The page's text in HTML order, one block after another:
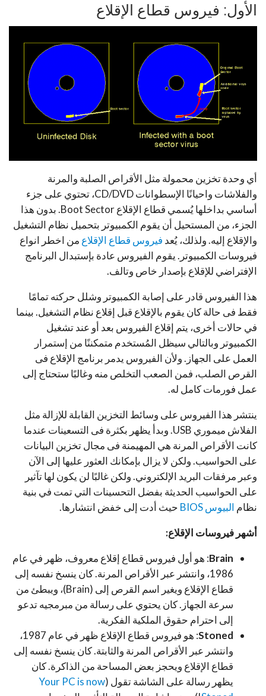
الأول: فيروس قطاع الإقلاع
أي وحدة تخزين محمولة مثل الأقراص الصلبة والمرنة
والفلاشات واحيانًا الإسطوانات CD/DVD، تحتوي على جزء
أساسي بداخلها يُسمي قطاع الإقلاع Boot Sector. بدون هذا
الجزء، من المستحيل أن يقوم الكمبيوتر بتحميل نظام التشغيل
والإقلاع إليه. ولذلك، يُعد فيروس قطاع الإقلاع من اخطر انواع
فيروسات الكمبيوتر. يقوم الفيروس عادة بإستبدال البرنامج
الإفتراضي للإقلاع بإصدار خاص وتالف.
هذا الفيروس قادر على إصابة الكمبيوتر وشلل حركته تمامًا
فقط فى حالة كان يقوم بالإقلاع قبل إقلاع نظام التشغيل. بينما
في حالات أخرى، يتم إقلاع الفيروس بعد أو عند تشغيل
الكمبيوتر وبالتالي سيظل المُستخدم متمكننًا من إستمرار
العمل على الجهاز. ولأن الفيروس يدمر برنامج الإقلاع فى
القرص الصلب، فمن الصعب التخلص منه وغالبًا ستحتاج إلى
عمل فورمات كامل له.
ينتشر هذا الفيروس على وسائط التخزين القابلة للإزالة مثل
الفلاش ميموري USB. وبدأ يظهر بكثرة فى التسعينات عندما
كانت الأقراص المرنة هي المهيمنة فى مجال تخزين البيانات
على الحواسيب. ولكن لا يزال بإمكانك العثور عليها إلى الآن
وعبر مرفقات البريد الإلكتروني. ولكن غالبًا لن يكون لها تآثير
على الحواسيب الحديثة بفضل التحسينات التي تمت في بنية
نظام البيوس BIOS حيث أدت إلى خفض انتشارها.
أشهر فيروسات الإقلاع:
Brain: هو أول فيروس قطاع إقلاع معروف، ظهر في عام
1986، وانتشر عبر الأقراص المرنة. كان ينسخ نفسه إلى
قطاع الإقلاع ويغير اسم القرص إلى (Brain)، ويبطئ من
سرعة الجهاز. كان يحتوي على رسالة من مبرمجيه تدعو
إلى احترام حقوق الملكية الفكرية.
Stoned
: هو فيروس قطاع الإقلاع ظهر في عام 1987،
وانتشر عبر الأقراص المرنة والثابتة. كان ينسخ نفسه إلى
قطاع الإقلاع ويحجز بعض المساحة من الذاكرة. كان
يظهر رسالة على الشاشة تقول (Your PC is now